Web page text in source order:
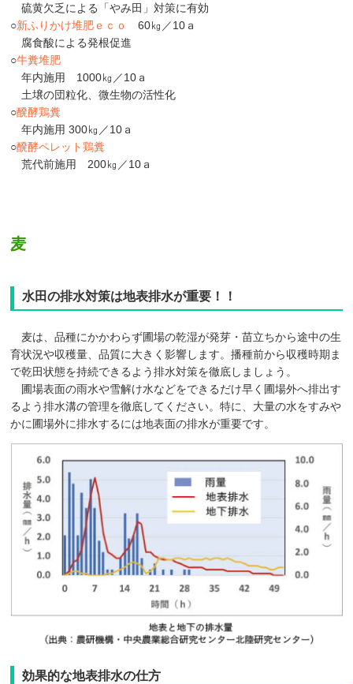
硫黄欠乏による「やみ田」対策に有効
○新ふりかけ堆肥ｅｃｏ
60㎏／10ａ
腐食酸による発根促進
○牛糞堆肥
年内施用 1000㎏／10ａ
土壌の団粒化、微生物の活性化
○醗酵鶏糞
年内施用 300㎏／10ａ
○醗酵ペレット鶏糞
荒代前施用 200㎏／10ａ
麦
水田の排水対策は地表排水が重要！！
麦は、品種にかかわらず圃場の乾湿が発芽・苗立ちから途中の生
育状況や収穫量、品質に大きく影響します。播種前から収穫時期ま
で乾田状態を持続できるよう排水対策を徹底しましょう。
圃場表面の雨水や雪解け水などをできるだけ早く圃場外へ排出す
るよう排水溝の管理を徹底してください。特に、大量の水をすみや
かに圃場外に排水するには地表面の排水が重要です。
効果的な地表排水の仕方